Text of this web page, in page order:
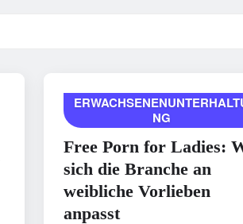
NG
Free Porn for Ladies:
sich die Branche an
weibliche Vorlieben
anpasst